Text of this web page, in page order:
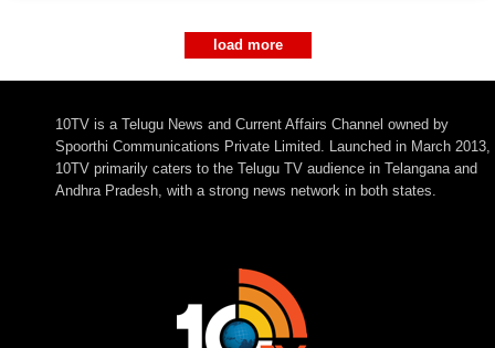
load more
10TV is a Telugu News and Current Affairs Channel owned by
Spoorthi Communications Private Limited. Launched in March 2013,
10TV primarily caters to the Telugu TV audience in Telangana and
Andhra Pradesh, with a strong news network in both states.